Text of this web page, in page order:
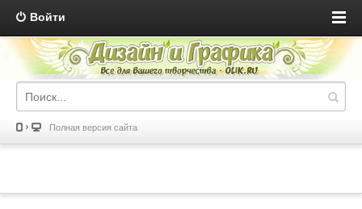
Войти
Полная версия сайта